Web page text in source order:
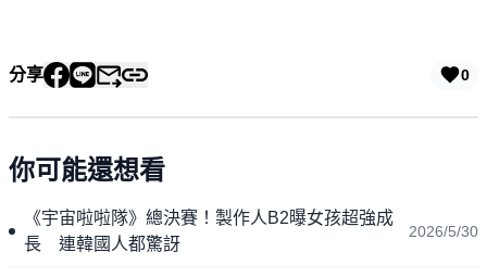
分享 0
你可能還想看
《宇宙啦啦隊》總決賽！製作人B2曝女孩超強成
長 連韓國人都驚訝
2026/5/30